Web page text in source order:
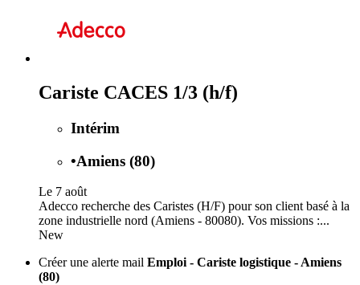
Cariste CACES 1/3 (h/f)
Intérim
•Amiens (80)
Le 7 août
Adecco recherche des Caristes (H/F) pour son client basé à la
zone industrielle nord (Amiens - 80080). Vos missions :...
New
Créer une alerte mail Emploi - Cariste logistique - Amiens
(80)